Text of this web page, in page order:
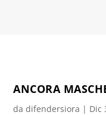
ANCORA
dadifendersiora | Dic